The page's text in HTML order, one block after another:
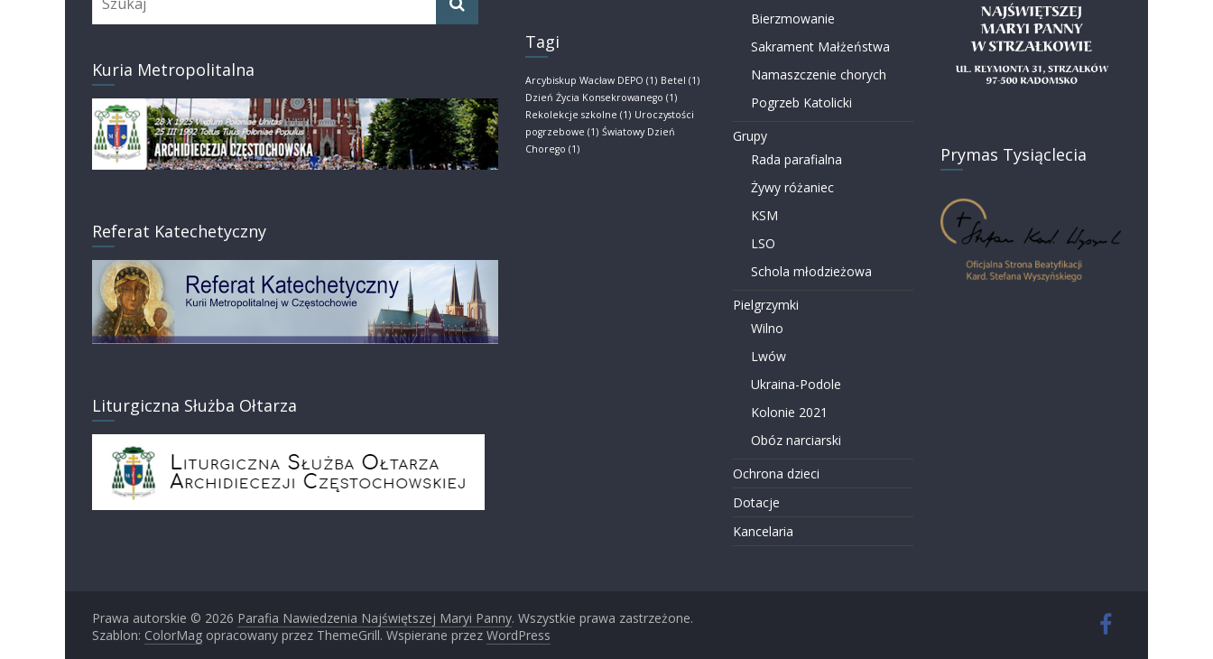
Kuria Metropolitalna
Referat Katechetyczny
Liturgiczna Służba Ołtarza
Tagi
Arcybiskup Wacław DEPO (1) Betel (1)
Dzień Życia Konsekrowanego (1)
Rekolekcje szkolne (1) Uroczystości
pogrzebowe (1) Światowy Dzień
Chorego (1)
Bierzmowanie
Sakrament Małżeństwa
Namaszczenie chorych
Pogrzeb Katolicki
Grupy
Rada parafialna
Żywy różaniec
KSM
LSO
Schola młodzieżowa
Pielgrzymki
Wilno
Lwów
Ukraina-Podole
Kolonie 2021
Obóz narciarski
Ochrona dzieci
Dotacje
Kancelaria
Prymas Tysiąclecia
Prawa autorskie © 2026 Parafia Nawiedzenia Najświętszej Maryi Panny. Wszystkie prawa zastrzeżone.
Szablon: ColorMag opracowany przez ThemeGrill. Wspierane przez WordPress